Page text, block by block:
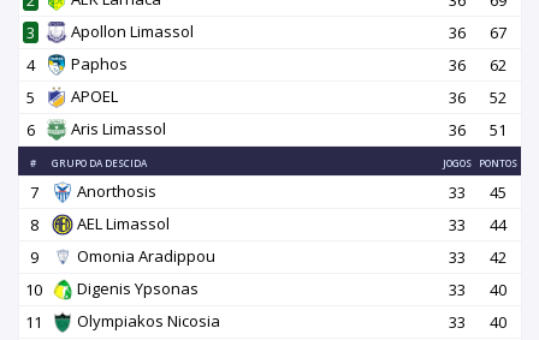
3
Apollon Limassol 36
67
4
Paphos 36
62
5
APOEL 36
52
6
Aris Limassol 36 51
# GRUPO DA DESCIDA JOGOS PONTOS
7 Anorthosis 33
45
8
AEL Limassol 33
44
9
Omonia Aradippou 33
42
10
Digenis Ypsonas 33
40
11
Olympiakos Nicosia 33
40